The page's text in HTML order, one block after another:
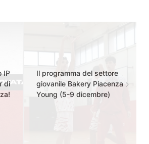
IP
di
Il programma del settore
giovanile Bakery Piacenza
Young (5-9 dicembre)